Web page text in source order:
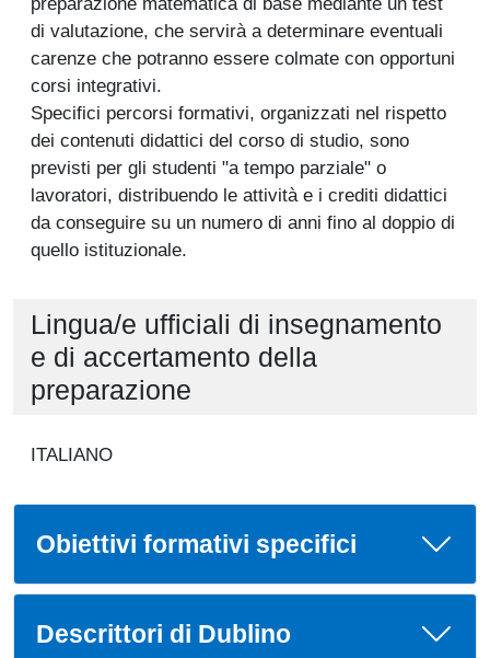
di valutazione, che servirà a determinare eventuali
carenze che potranno essere colmate con opportuni
corsi integrativi.
Specifici percorsi formativi, organizzati nel rispetto
dei contenuti didattici del corso di studio, sono
previsti per gli studenti "a tempo parziale" o
lavoratori, distribuendo le attività e i crediti didattici
da conseguire su un numero di anni fino al doppio di
quello istituzionale.
Lingua/e ufficiali di insegnamento
e di accertamento della
preparazione
ITALIANO
Obiettivi formativi specifici
Descrittori di Dublino